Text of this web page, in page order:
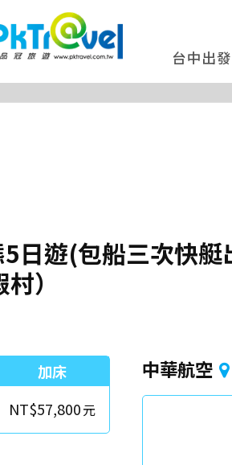
台中出發
日遊(包船三次快
）
加床
NT$57,800
中華航空